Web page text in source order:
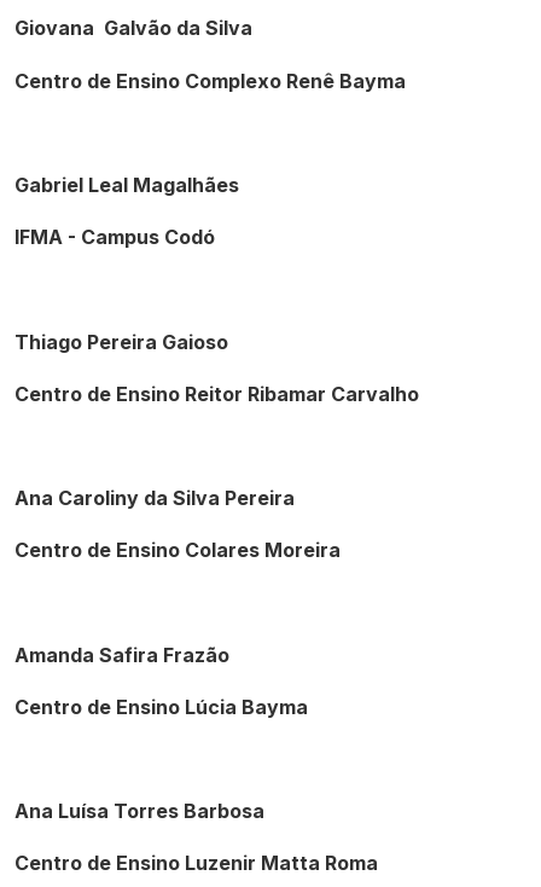
Giovana Galvão da Silva
Centro de Ensino Complexo Renê Bayma
Gabriel Leal Magalhães
IFMA - Campus Codó
Thiago Pereira Gaioso
Centro de Ensino Reitor Ribamar Carvalho
Ana Caroliny da Silva Pereira
Centro de Ensino Colares Moreira
Amanda Safira Frazão
Centro de Ensino Lúcia Bayma
Ana Luísa Torres Barbosa
Centro de Ensino Luzenir Matta Roma